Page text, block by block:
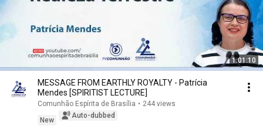
1:01:10
MESSAGE FROM EARTHLY ROYALTY - Patrícia
Mendes [SPIRITIST LECTURE]
Comunhão Espírita de Brasília • 244 views
New
Auto-dubbed